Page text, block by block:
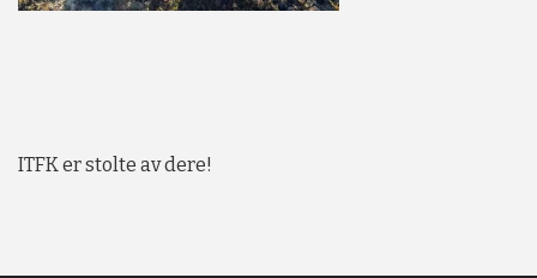
ITFK er stolte av dere!